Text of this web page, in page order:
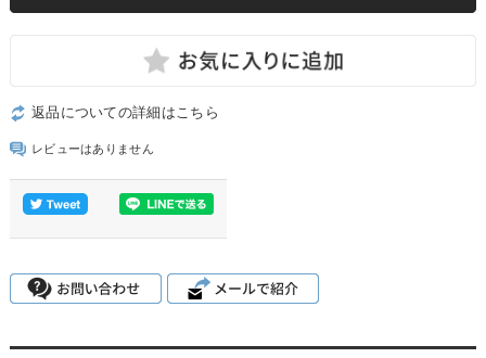
返品についての詳細はこちら
レビューはありません